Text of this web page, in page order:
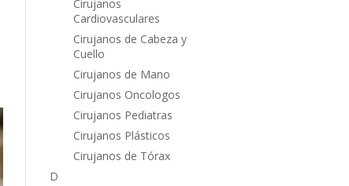
Cirujanos
Cardiovasculares
Cirujanos de Cabeza y
Cuello
Cirujanos de Mano
Cirujanos Oncologos
Cirujanos Pediatras
Cirujanos Plásticos
Cirujanos de Tórax
D